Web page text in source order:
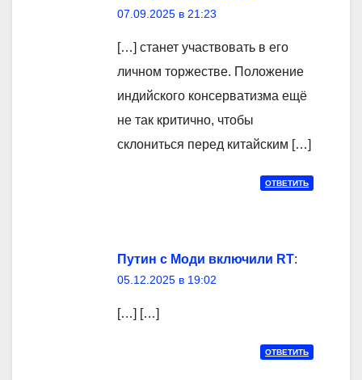
07.09.2025 в 21:23
[…] станет участвовать в его
личном торжестве. Положение
индийского консерватизма ещё
не так критично, чтобы
склониться перед китайским […]
ОТВЕТИТЬ
Путин с Моди включили RT:
05.12.2025 в 19:02
[…] […]
ОТВЕТИТЬ